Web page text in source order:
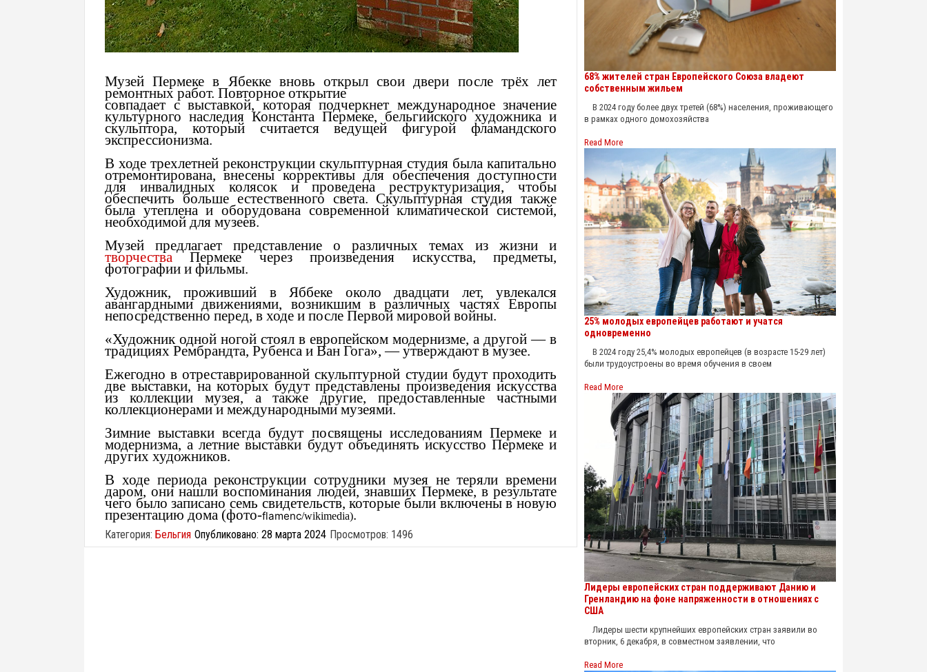
68% жителей стран Европейского Союза владеют
собственным жильем
В 2024 году более двух третей (68%) населения, проживающего
в рамках одного домохозяйства
Read More
25% молодых европейцев работают и учатся
одновременно
В 2024 году 25,4% молодых европейцев (в возрасте 15-29 лет)
были трудоустроены во время обучения в своем
Read More
Лидеры европейских стран поддерживают Данию и
Гренландию на фоне напряженности в отношениях с
США
Лидеры шести крупнейших европейских стран заявили во
вторник, 6 декабря, в совместном заявлении, что
Read More
Музей Пермеке в Ябекке вновь открыл свои двери после трёх лет
ремонтных работ. Повторное открытие
совпадает с выставкой, которая подчеркнет международное значение
культурного наследия Константа Пермеке, бельгийского художника и
скульптора, который считается ведущей фигурой фламандского
экспрессионизма.
В ходе трехлетней реконструкции скульптурная студия была капитально
отремонтирована, внесены коррективы для обеспечения доступности
для инвалидных колясок и проведена реструктуризация, чтобы
обеспечить больше естественного света. Скульптурная студия также
была утеплена и оборудована современной климатической системой,
необходимой для музеев.
Музей предлагает представление о различных темах из жизни и
творчества Пермеке через произведения искусства, предметы,
фотографии и фильмы.
Художник, проживший в Яббеке около двадцати лет, увлекался
авангардными движениями, возникшим в различных частях Европы
непосредственно перед, в ходе и после Первой мировой войны.
«Художник одной ногой стоял в европейском модернизме, а другой — в
традициях Рембрандта, Рубенса и Ван Гога», — утверждают в музее.
Ежегодно в отреставрированной скульптурной студии будут проходить
две выставки, на которых будут представлены произведения искусства
из коллекции музея, а также другие, предоставленные частными
коллекционерами и международными музеями.
Зимние выставки всегда будут посвящены исследованиям Пермеке и
модернизма, а летние выставки будут объединять искусство Пермеке и
других художников.
В ходе периода реконструкции сотрудники музея не теряли времени
даром, они нашли воспоминания людей, знавших Пермеке, в результате
чего было записано семь свидетельств, которые были включены в новую
презентацию дома (фото-flamenc/wikimedia).
Категория: Бельгия Опубликовано: 28 марта 2024 Просмотров: 1496